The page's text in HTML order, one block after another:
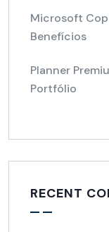
Microsoft
Benefícios
Planner
Portfólio
RECENT